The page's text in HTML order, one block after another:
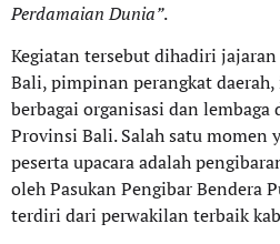
Perdamaian Dunia”.
Kegiatan tersebut dihadiri
Bali, pimpinan perangkat
berbagai organisasi dan
Provinsi Bali. Salah satu momen
peserta upacara adalah
oleh Pasukan Pengibar Bendera
terdiri dari perwakilan terbaik